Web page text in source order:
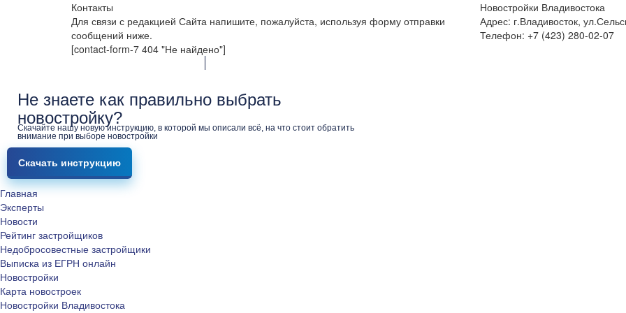
Контакты
Для связи с редакцией Сайта напишите, пожалуйста, используя форму отправки
сообщений ниже.
[contact-form-7 404 "Не найдено"]
Новостройки Владивостока
Адрес: г.Владивосток,
Телефон: +7 (423) 280-02-07
Не знаете как правильно выбрать
новостройку?
Скачайте нашу новую инструкцию, в которой мы описали всё, на что стоит обратить
внимание при выборе новостройки
Скачать инструкцию
Главная
Эксперты
Новости
Рейтинг застройщиков
Недобросовестные застройщики
Выписка из ЕГРН онлайн
Новостройки
Карта новостроек
Новостройки Владивостока